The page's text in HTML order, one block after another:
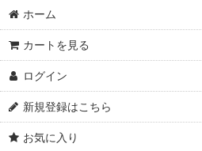
ホーム
カートを見る
ログイン
新規登録はこちら
お気に入り